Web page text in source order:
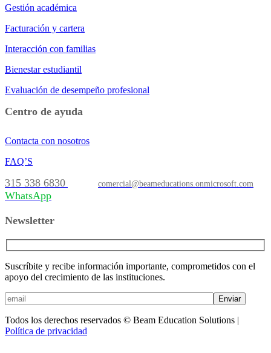
Gestión académica
Facturación y cartera
Interacción con familias
Bienestar estudiantil
Evaluación de desempeño profesional
Centro de ayuda
Contacta con nosotros
FAQ’S
315 338 6830 comercial@beameducations.onmicrosoft.com
WhatsApp
Newsletter
Suscríbite y recibe información importante, comprometidos con el
apoyo del crecimiento de las instituciones.
Enviar
Todos los derechos reservados © Beam Education Solutions |
Política de privacidad